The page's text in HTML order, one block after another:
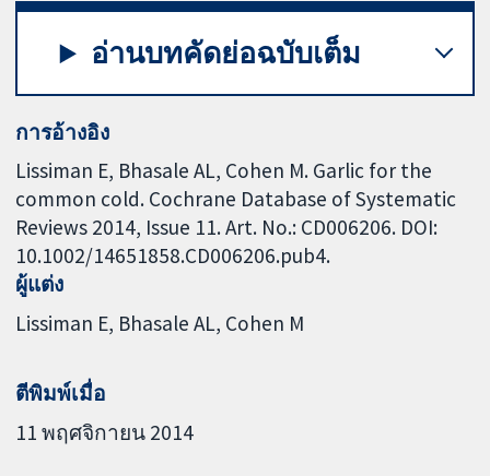
อ่านบทคัดย่อฉบับเต็ม
การอ้างอิง
Lissiman E, Bhasale AL, Cohen M. Garlic for the
common cold. Cochrane Database of Systematic
Reviews 2014, Issue 11. Art. No.: CD006206. DOI:
10.1002/14651858.CD006206.pub4.
ผู้แต่ง
Lissiman E Bhasale AL Cohen M
ตีพิมพ์เมื่อ
11 พฤศจิกายน 2014